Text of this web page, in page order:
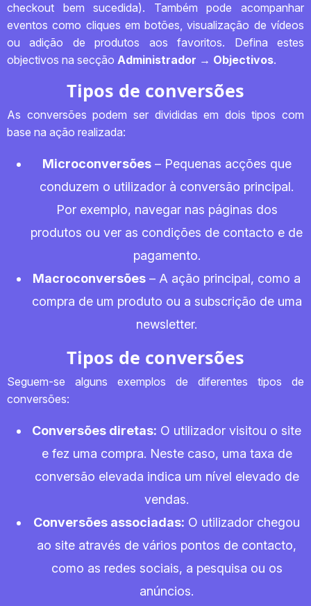
checkout bem sucedida). Também pode acompanhar
eventos como cliques em botões, visualização de vídeos
ou adição de produtos aos favoritos. Defina estes
objectivos na secção Administrador → Objectivos.
Tipos de conversões
As conversões podem ser divididas em dois tipos com
base na ação realizada:
Microconversões– Pequenas acções que
conduzem o utilizador à conversão principal.
Por exemplo, navegar nas páginas dos
produtos ou ver as condições de contacto e de
pagamento.
Macroconversões – A ação principal, como a
compra de um produto ou a subscrição de uma
newsletter.
Tipos de conversões
Seguem-se alguns exemplos de diferentes tipos de
conversões:
Conversões diretas: O utilizador visitou o site
e fez uma compra. Neste caso, uma taxa de
conversão elevada indica um nível elevado de
vendas.
Conversões associadas: O utilizador chegou
ao site através de vários pontos de contacto,
como as redes sociais, a pesquisa ou os
anúncios.